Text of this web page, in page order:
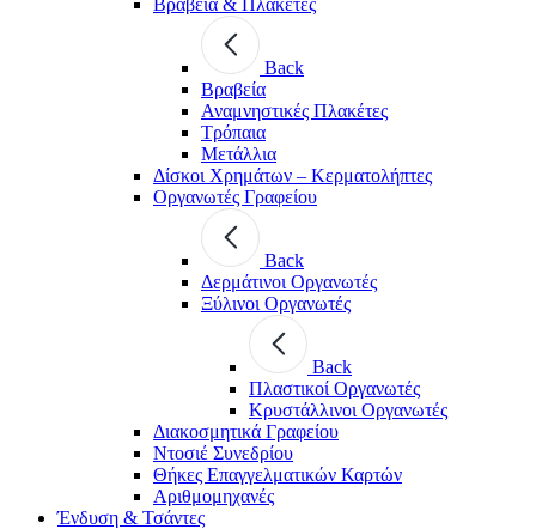
Back
Βραβεία
Αναμνηστικές Πλακέτες
Τρόπαια
Μετάλλια
Δίσκοι Χρημάτων – Κερματολήπτες
Οργανωτές Γραφείου
Back
Δερμάτινοι Οργανωτές
Ξύλινοι Οργανωτές
Back
Πλαστικοί Οργανωτές
Κρυστάλλινοι Οργανωτές
Διακοσμητικά Γραφείου
Ντοσιέ Συνεδρίου
Θήκες Επαγγελματικών Καρτών
Αριθμομηχανές
Ένδυση & Τσάντες